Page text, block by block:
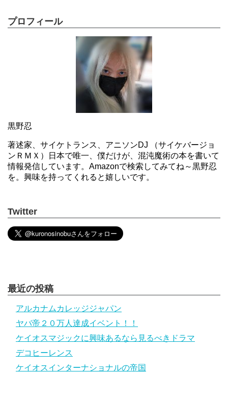
プロフィール
黒野忍
著述家、サイケトランス、アニソンDJ （サイケバージョ
ンＲＭＸ）日本で唯一、僕だけが、混沌魔術の本を書いて
情報発信しています。Amazonで検索してみてね～黒野忍
を。興味を持ってくれると嬉しいです。
Twitter
最近の投稿
アルカナムカレッジジャパン
ヤバ帝２０万人達成イベント！！
ケイオスマジックに興味あるなら見るべきドラマ
デコヒーレンス
ケイオスインターナショナルの帝国